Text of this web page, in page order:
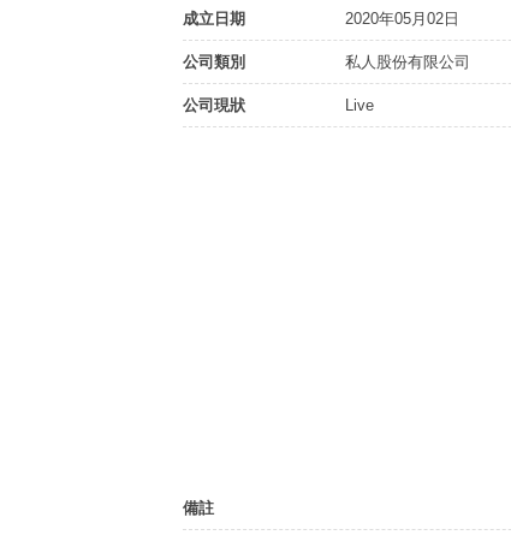
成立日期 2020年05月02日
公司類別 私人股份有限公司
公司現狀 Live
備註